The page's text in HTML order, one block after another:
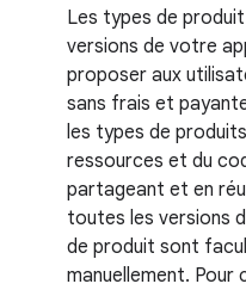
Les types de
versions de votre
proposer aux
sans frais et
les types de
ressources et du
partageant et en
toutes les versions
de produit sont
manuellement.